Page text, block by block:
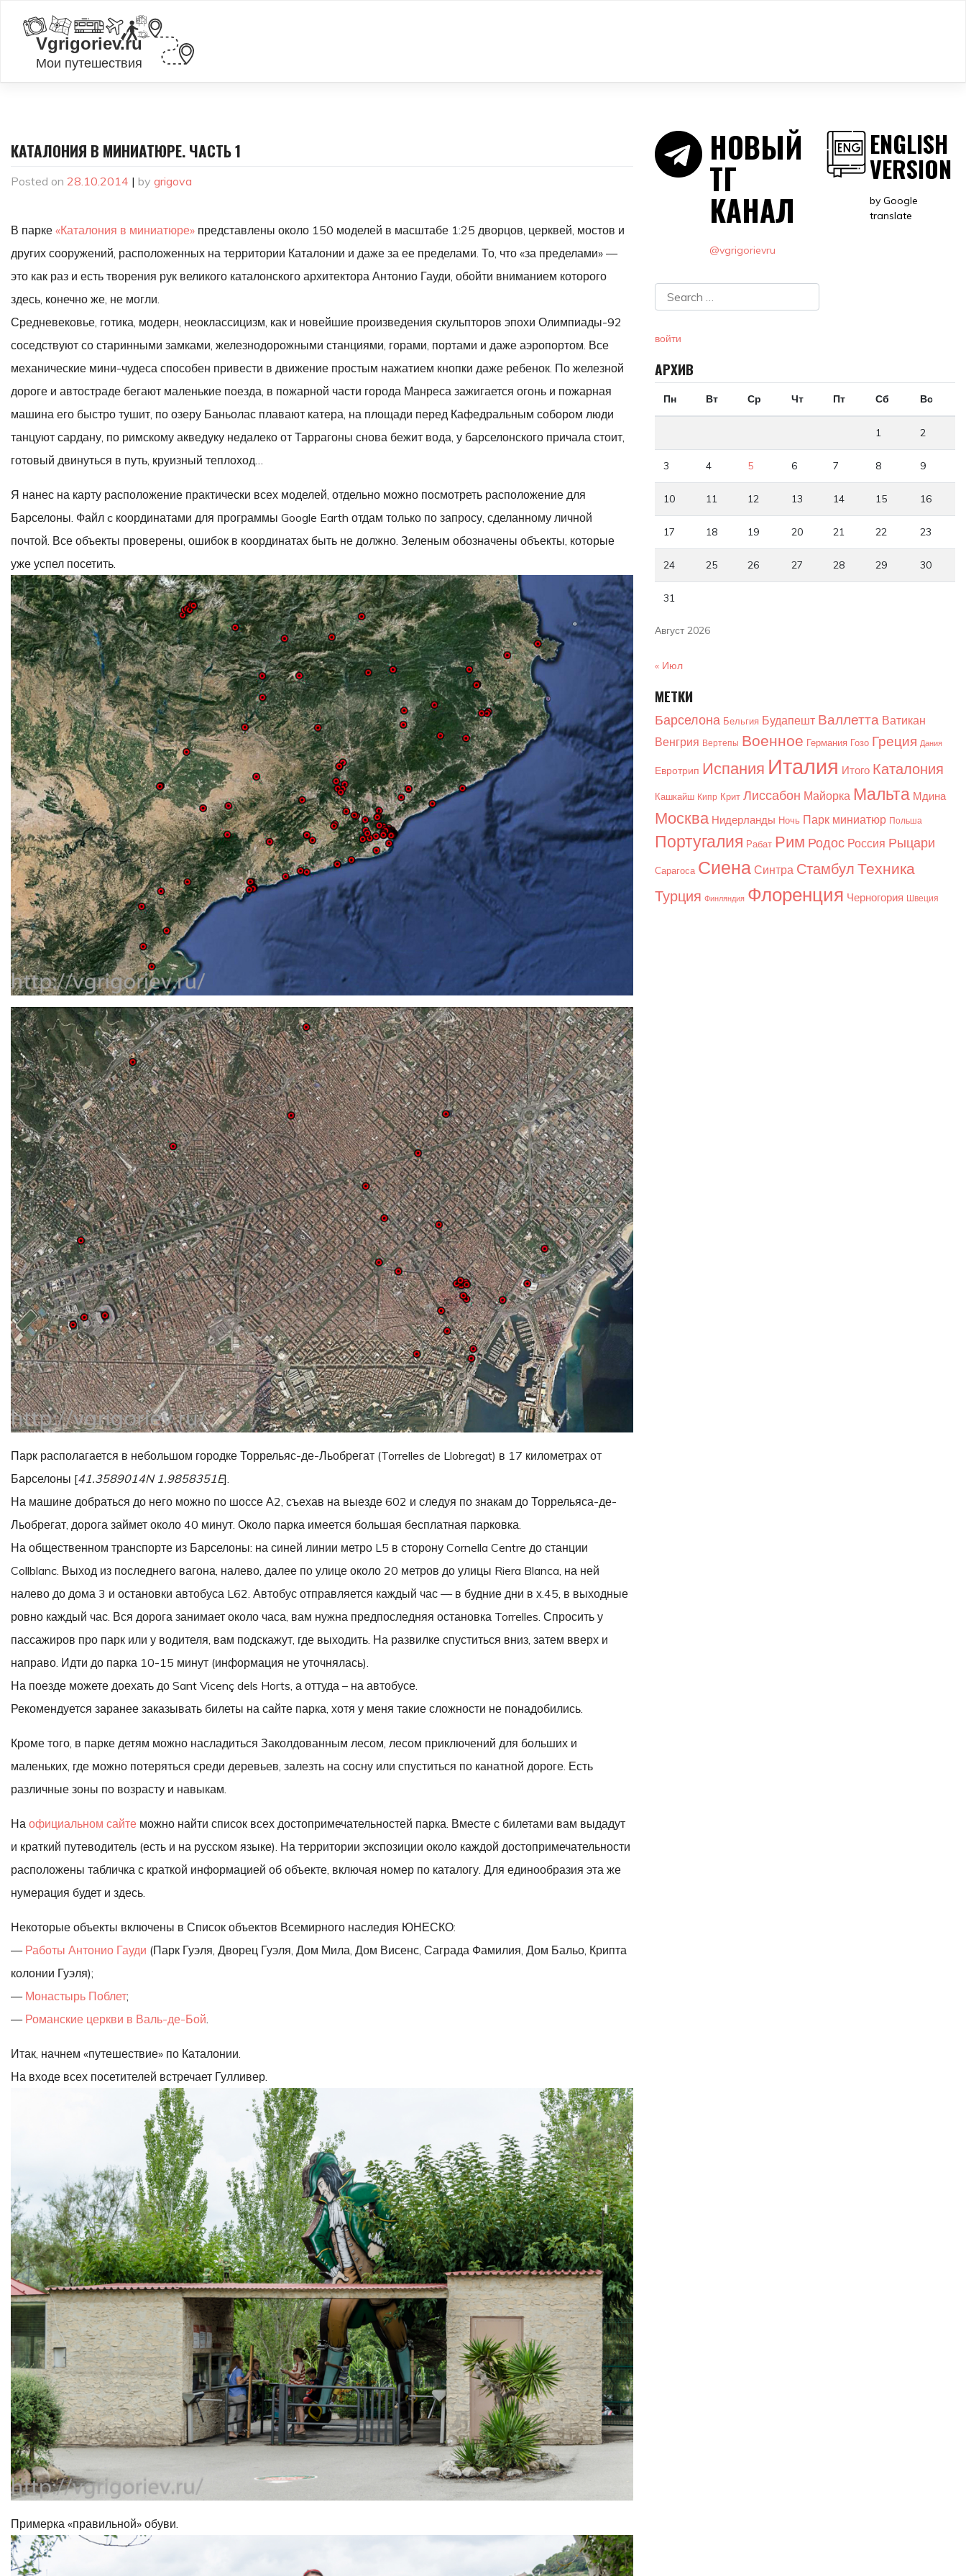
content
КАТАЛОНИЯ В МИНИАТЮРЕ. ЧАСТЬ 1
Posted on 28.10.2014 | by grigova
В парке «Каталония в миниатюре» представлены около 150 моделей в масштабе 1:25 дворцов, церквей, мостов и
других сооружений, расположенных на территории Каталонии и даже за ее пределами. То, что «за пределами» —
это как раз и есть творения рук великого каталонского архитектора Антонио Гауди, обойти вниманием которого
здесь, конечно же, не могли.
Средневековье, готика, модерн, неоклассицизм, как и новейшие произведения скульпторов эпохи Олимпиады-92
соседствуют со старинными замками, железнодорожными станциями, горами, портами и даже аэропортом. Все
механические мини-чудеса способен привести в движение простым нажатием кнопки даже ребенок. По железной
дороге и автостраде бегают маленькие поезда, в пожарной части города Манреса зажигается огонь и пожарная
машина его быстро тушит, по озеру Баньолас плавают катера, на площади перед Кафедральным собором люди
танцуют сардану, по римскому акведуку недалеко от Таррагоны снова бежит вода, у барселонского причала стоит,
готовый двинуться в путь, круизный теплоход…
Я нанес на карту расположение практически всех моделей, отдельно можно посмотреть расположение для
Барселоны. Файл c координатами для программы Google Earth отдам только по запросу, сделанному личной
почтой. Все объекты проверены, ошибок в координатах быть не должно. Зеленым обозначены объекты, которые
уже успел посетить.
Парк располагается в небольшом городке Торрельяс-де-Льобрегат (Torrelles de Llobregat) в 17 километрах от
Барселоны [41.3589014N 1.9858351E].
На машине добраться до него можно по шоссе А2, съехав на выезде 602 и следуя по знакам до Торрельяса-де-
Льобрегат, дорога займет около 40 минут. Около парка имеется большая бесплатная парковка.
На общественном транспорте из Барселоны: на синей линии метро L5 в сторону Cornella Centre до станции
Collblanc. Выход из последнего вагона, налево, далее по улице около 20 метров до улицы Riera Blanca, на ней
налево до дома 3 и остановки автобуса L62. Автобус отправляется каждый час — в будние дни в х.45, в выходные
ровно каждый час. Вся дорога занимает около часа, вам нужна предпоследняя остановка Torrelles. Спросить у
пассажиров про парк или у водителя, вам подскажут, где выходить. На развилке спуститься вниз, затем вверх и
направо. Идти до парка 10-15 минут (информация не уточнялась).
На поезде можете доехать до Sant Vicenç dels Horts, а оттуда – на автобусе.
Рекомендуется заранее заказывать билеты на сайте парка, хотя у меня такие сложности не понадобились.
Кроме того, в парке детям можно насладиться Заколдованным лесом, лесом приключений для больших и
маленьких, где можно потеряться среди деревьев, залезть на сосну или спуститься по канатной дороге. Есть
различные зоны по возрасту и навыкам.
На официальном сайте можно найти список всех достопримечательностей парка. Вместе с билетами вам выдадут
и краткий путеводитель (есть и на русском языке). На территории экспозиции около каждой достопримечательности
расположены табличка с краткой информацией об объекте, включая номер по каталогу. Для единообразия эта же
нумерация будет и здесь.
Некоторые объекты включены в Список объектов Всемирного наследия ЮНЕСКО:
— Работы Антонио Гауди (Парк Гуэля, Дворец Гуэля, Дом Мила, Дом Висенс, Саграда Фамилия, Дом Бальо, Крипта
колонии Гуэля);
— Монастырь Поблет;
— Романские церкви в Валь-де-Бой.
Итак, начнем «путешествие» по Каталонии.
На входе всех посетителей встречает Гулливер.
Примерка «правильной» обуви.
НОВЫЙ
ТГ
КАНАЛ
@vgrigorievru
ENGLISH
VERSION
by Google
translate
войти
АРХИВ
Август 2026
Пн Вт Ср Чт Пт Сб Вс
1 2
3 4 5 6 7 8 9
10 11 12 13 14 15 16
17 18 19 20 21 22 23
24 25 26 27 28 29 30
31
« Июл
МЕТКИ
Барселона Бельгия Будапешт Валлетта Ватикан
Венгрия Вертепы Военное Германия Гозо Греция Дания
Евротрип Испания Италия Итого Каталония
Кашкайш Кипр Крит Лиссабон Майорка Мальта Мдина
Москва Нидерланды Ночь Парк миниатюр Польша
Португалия Рабат Рим Родос Россия Рыцари
Сарагоса Сиена Синтра Стамбул Техника
Турция Финляндия Флоренция Черногория Швеция